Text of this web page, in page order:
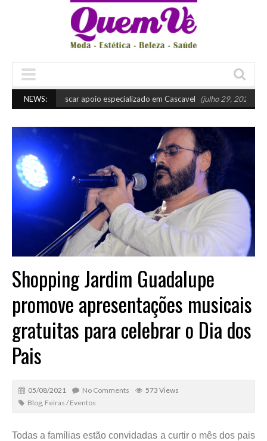
NEWS:
buscar apoio especializado em Cascavel (julho 29, 2026 10:45 am)
Shopping Jardim Guadalupe
promove apresentações musicais
gratuitas para celebrar o Dia dos
Pais
05/08/2021 No Comments
573 Views
Blog Feiras / Eventos
Todas a famílias estão convidadas a curtir o mês dos pais